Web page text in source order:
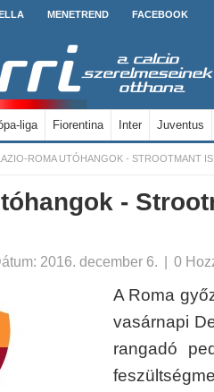
MENETREND FACEBOOK
liga Fiorentina Inter Juventus
ROMA UTÓHANGOK - STROOTMANT
-
2016. december 6. | 0
A Roma
vasárnapi
rangadó